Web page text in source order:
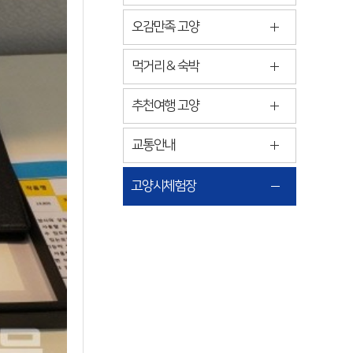
오감만족 고양
먹거리 & 숙박
추천여행 고양
교통안내
고양시체험장